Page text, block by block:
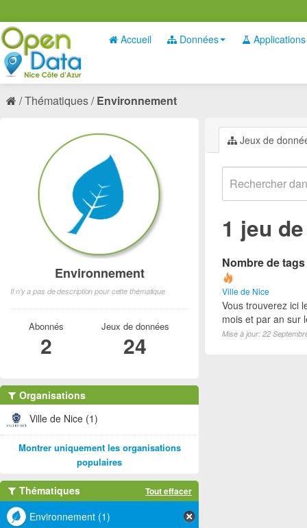
Accueil Données Applications
Thématiques Environnement
Jeux de
1 jeu
Nombre de
Ville de Nice
Vous trouverez ici
mois et par an sur
Mise à jour: 22
Environnement
Il n'y a pas de description pour cette thématique
Abonnés
2
Jeux de données
24
Organisations
Ville de Nice (1)
Montrer uniquement les organisations
populaires
Thématiques Tout effacer
Environnement (1)